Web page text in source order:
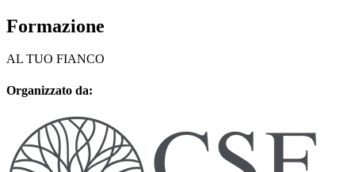
Formazione
AL TUO FIANCO
Organizzato da: